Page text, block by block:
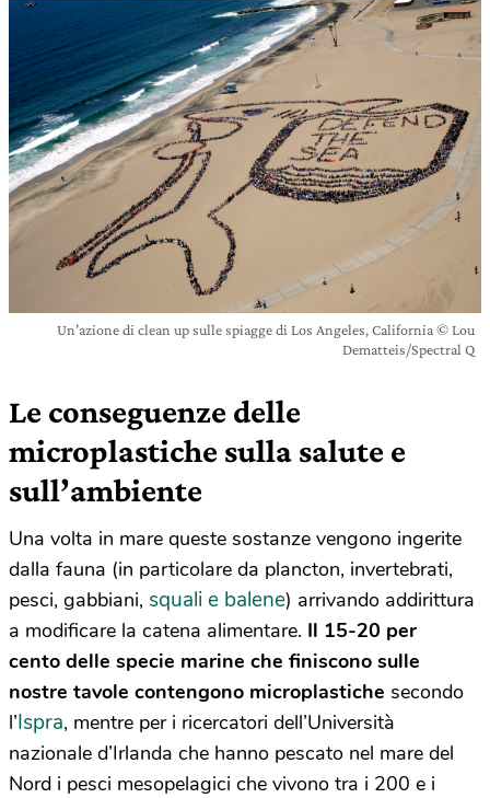
Un’azione di clean up sulle spiagge di Los Angeles, California © Lou
Dematteis/Spectral Q
Le conseguenze delle
microplastiche sulla salute e
sull’ambiente
Una volta in mare queste sostanze vengono ingerite
dalla fauna (in particolare da plancton, invertebrati,
pesci, gabbiani, squali e balene) arrivando addirittura
a modificare la catena alimentare. Il 15-20 per
cento delle specie marine che finiscono sulle
nostre tavole contengono microplastiche secondo
l’Ispra, mentre per i ricercatori dell’Università
nazionale d’Irlanda che hanno pescato nel mare del
Nord i pesci mesopelagici che vivono tra i 200 e i